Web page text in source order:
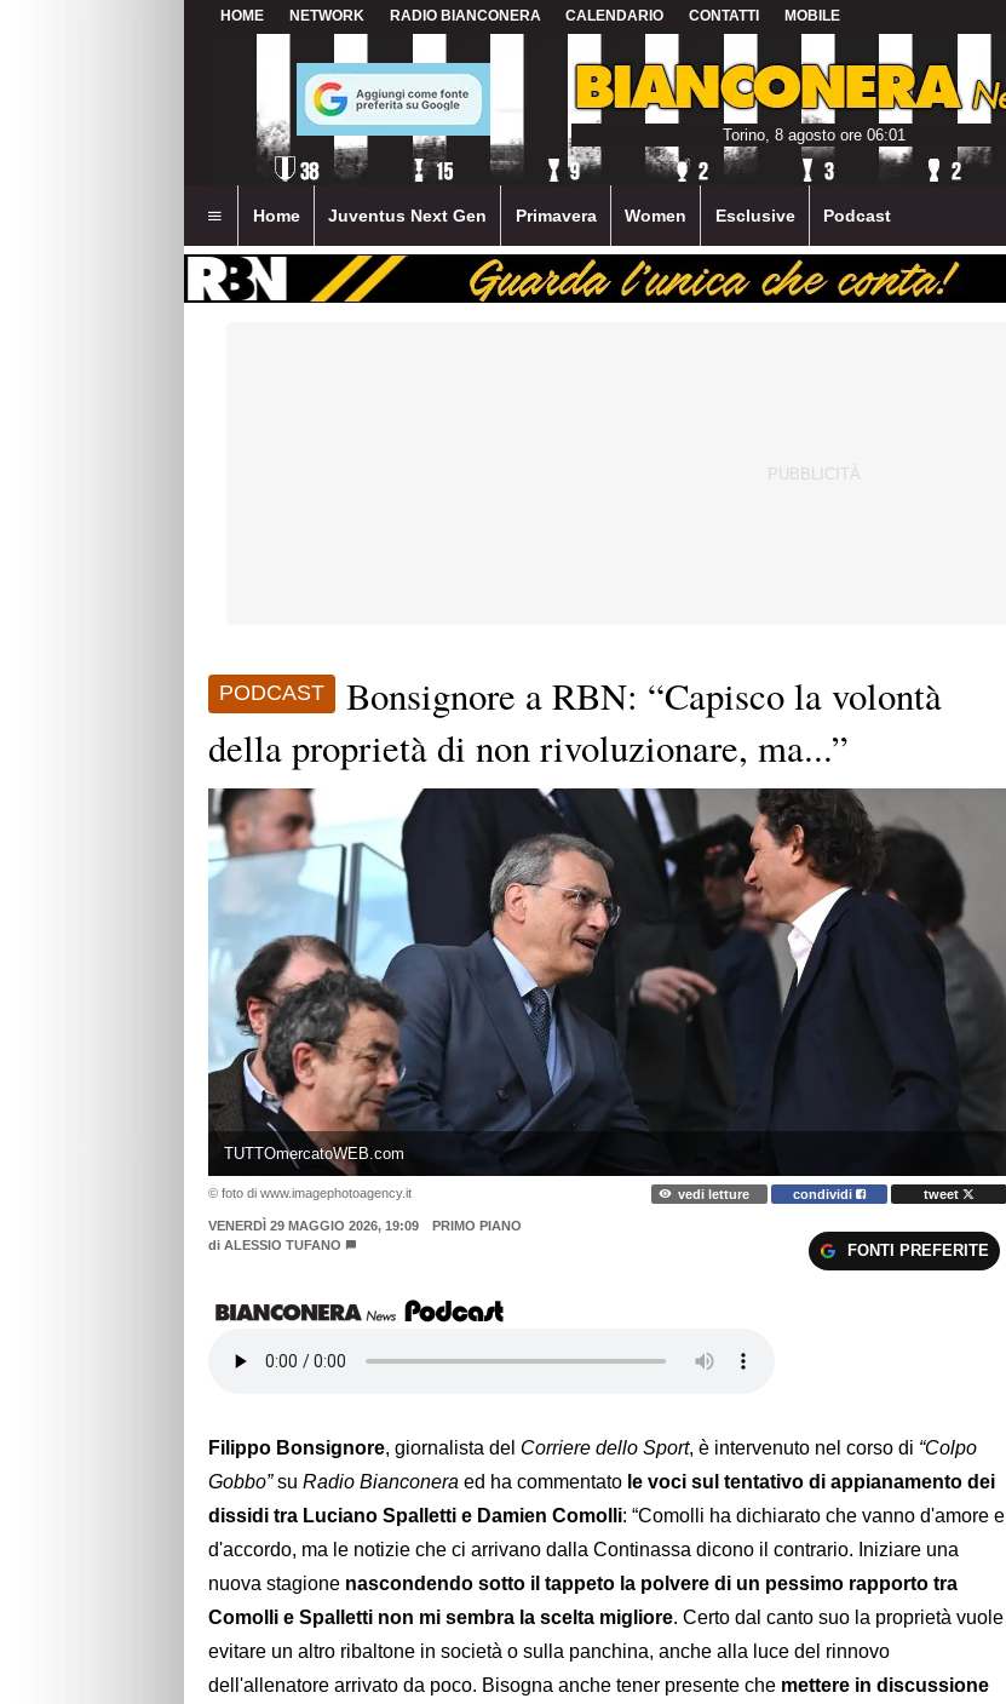
HOME NETWORK RADIO BIANCONERA CALENDARIO CONTATTI MOBILE
Torino, 8 agosto ore 06:01
Home Juventus Next Gen Primavera Women Esclusive Podcast
PODCAST
Bonsignore a RBN: “Capisco la volontà
della proprietà di non rivoluzionare, ma...”
TUTTOmercatoWEB.com
© foto di www.imagephotoagency.it vedi letture condividi tweet
VENERDÌ 29 MAGGIO 2026, 19:09
PRIMO PIANO
di ALESSIO TUFANO FONTI PREFERITE
Filippo Bonsignore, giornalista del Corriere dello Sport, è intervenuto nel corso di “Colpo
Gobbo”su Radio Bianconera ed ha commentato le voci sul tentativo di appianamento dei
dissidi tra Luciano Spalletti e Damien Comolli: “Comolli ha dichiarato che vanno d'amore e
d'accordo, ma le notizie che ci arrivano dalla Continassa dicono il contrario. Iniziare una
nuova stagione nascondendo sotto il tappeto la polvere di un pessimo rapporto tra
Comolli e Spalletti non mi sembra la scelta migliore. Certo dal canto suo la proprietà vuole
evitare un altro ribaltone in società o sulla panchina, anche alla luce del rinnovo
dell'allenatore arrivato da poco. Bisogna anche tener presente che mettere in discussione